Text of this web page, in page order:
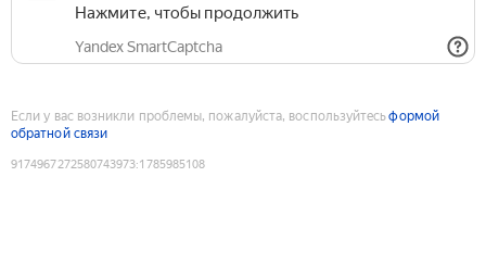
Нажмите, чтобы продолжить
Yandex SmartCaptcha
Если у вас возникли проблемы, пожалуйста, воспользуйтесьформой
обратной связи
9174967272580743973:1785985108